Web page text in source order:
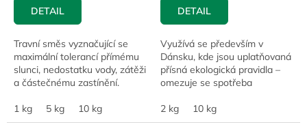
DETAIL
Travní směs vyznačující se
maximální tolerancí přímému
slunci, nedostatku vody, zátěži
a částečnému zastínění.
péči včetně hnojení.
Frekvence sečení...
1 kg 5 kg 10 kg
DETAIL
Využívá se především v
Dánsku, kde jsou uplatňovaná
přísná ekologická pravidla –
omezuje se spotřeba
se snižuje používání
pesticidních prostředků....
2 kg 10 kg